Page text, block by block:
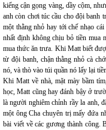
kiếng cận gọng vàng, dầy cộm,
anh còn chơi túc cầu cho đội
một thằng nhỏ hay tới chế nhạo
nhất định không chịu bỏ tiền mua
mua thức ăn trưa. Khi Matt biết
từ đội banh, chận thằng nhỏ cà
nó, và thò vào túi quần nó lấy lại
Khi Matt về nhà, mặt mày bầm
học, Matt cũng hay đánh bậy ở
là người nghiêm chỉnh rầy la anh,
một ông Cha chuyên trị mấy đứa
bài viết về các gương thành công.